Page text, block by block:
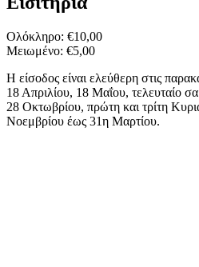
Ολόκληρο: €10,00
Μειωμένο: €5,00
Η είσοδος είναι ελεύθερη στις
18 Απριλίου, 18 Μαΐου, τελευταίο
28 Οκτωβρίου, πρώτη και τρίτη
Νοεμβρίου έως 31η Μαρτίου.